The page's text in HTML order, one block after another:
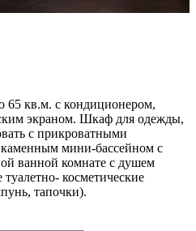
кв.м. с кондиционером,
экраном. Шкаф для одежды,
с прикроватными
мини-бассейном с
ванной комнате с душем
косметические
тапочки).